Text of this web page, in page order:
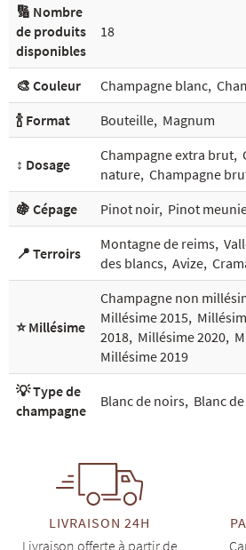
🔢 Nombre
de produits
disponibles
18
🎨 Couleur Champagne blanc,
🍾 Format
Bouteille, Magnum
↕️ Dosage
Champagne extra brut,
nature, Champagne
🍇 Cépage
Pinot noir, Pinot
📍 Terroirs
Montagne de reims,
des blancs, Avize,
⭐ Millésime
Champagne non
Millésime 2015,
2018, Millésime 2020,
Millésime 2019
💡 Type de
champagne
Blanc de noirs, Blanc
LIVRAISON 24H
Livraison offerte à partir de